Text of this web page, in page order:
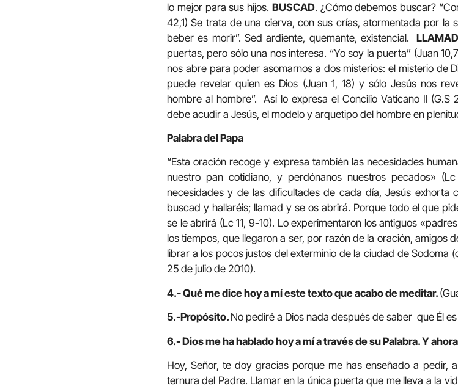
lo mejor para sus hijos. BUSCAD. ¿Cómo debemos buscar?
42,1) Se trata de una cierva, con sus crías, atormentada por la
beber es morir”. Sed ardiente, quemante, existencial.
puertas, pero sólo una nos interesa. “Yo soy la puerta” (Juan
nos abre para poder asomarnos a dos misterios: el misterio de
puede revelar quien es Dios (Juan 1, 18) y sólo Jesús nos
hombre al hombre”. Así lo expresa el Concilio Vaticano II
debe acudir a Jesús, el modelo y arquetipo del hombre en
Palabra del Papa
“Esta oración recoge y expresa también las necesidades
nuestro pan cotidiano, y perdónanos nuestros pecados»
necesidades y de las dificultades de cada día, Jesús
buscad y hallaréis; llamad y se os abrirá. Porque todo el que
se le abrirá (Lc 11, 9-10). Lo experimentaron los antiguos
los tiempos, que llegaron a ser, por razón de la oración, amigos
librar a los pocos justos del exterminio de la ciudad de Sodoma
25 de julio de 2010).
4.- Qué me dice hoy a mí este texto que acabo de meditar.
5.-Propósito. No pediré a Dios nada después de saber que Él
6.- Dios me ha hablado hoy a mí a través de su Palabra. Y
Hoy, Señor, te doy gracias porque me has enseñado a pedir,
ternura del Padre. Llamar en la única puerta que me lleva a la